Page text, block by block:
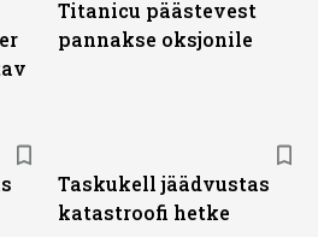
Titanicu päästevest
pannakse oksjonile
Taskukell jäädvustas
katastroofi hetke